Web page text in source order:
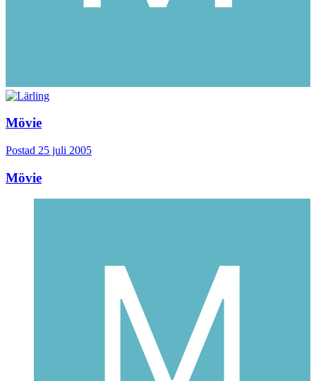
Mövie
Postad 25 juli 2005
Mövie